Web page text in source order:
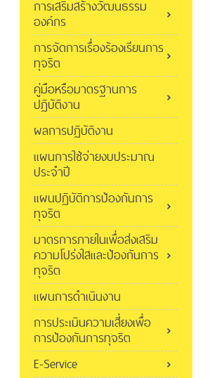
การเสริมสร้างวัฒนธรรม
องค์กร
การจัดการเรื่องร้องเรียนการ
ทุจริต
คู่มือหรือมาตรฐานการ
ปฏิบัติงาน
ผลการปฏิบัติงาน
แผนการใช้จ่ายงบประมาณ
ประจำปี
แผนปฏิบัติการป้องกันการ
ทุจริต
มาตรการภายในเพื่อส่งเสริม
ความโปร่งใสและป้องกันการ
ทุจริต
แผนการดำเนินงาน
การประเมินความเสี่ยงเพื่อ
การป้องกันการทุจริต
E-Service